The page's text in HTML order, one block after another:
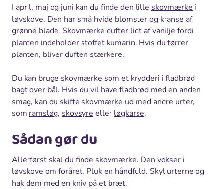
I april, maj og juni kan du finde den lille skovmærke i
løvskove. Den har små hvide blomster og kranse af
grønne blade. Skovmærke dufter lidt af vanilje fordi
planten indeholder stoffet kumarin. Hvis du tørrer
planten, bliver duften stærkere.
Du kan bruge skovmærke som et krydderi i fladbrød
bagt over bål. Hvis du vil have fladbrød med en anden
smag, kan du skifte skovmærke ud med andre urter,
som ramsløg, skovsyre eller løgkarse.
Sådan gør du
Allerførst skal du finde skovmærke. Den vokser i
løvskove om foråret. Pluk en håndfuld. Skyl urterne og
hak dem med en kniv på et bræt.